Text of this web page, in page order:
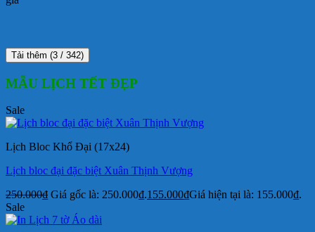
Tải thêm (3 / 342)
MẪU LỊCH TẾT ĐẸP
Sale
Lịch Bloc Khổ Đại (17x24)
Lịch bloc đại đặc biệt Xuân Thịnh Vượng
250.000₫ Giá gốc là: 250.000₫.155.000₫Giá hiện tại là: 155.000₫.
Sale